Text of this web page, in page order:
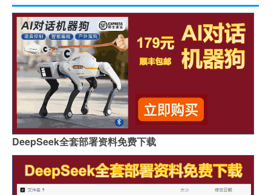
DeepSeek全套部署资料免费下载